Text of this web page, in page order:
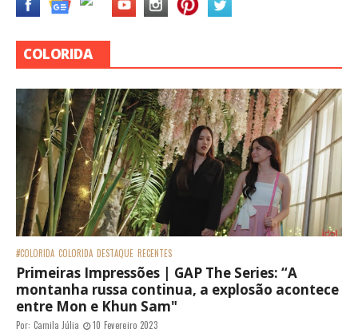
COLORIDA
#COLORIDA COLORIDA DESTAQUE RECENTES
Primeiras Impressões | GAP The Series: “A
montanha russa continua, a explosão acontece
entre Mon e Khun Sam"
Por: Camila Júlia 10 Fevereiro 2023